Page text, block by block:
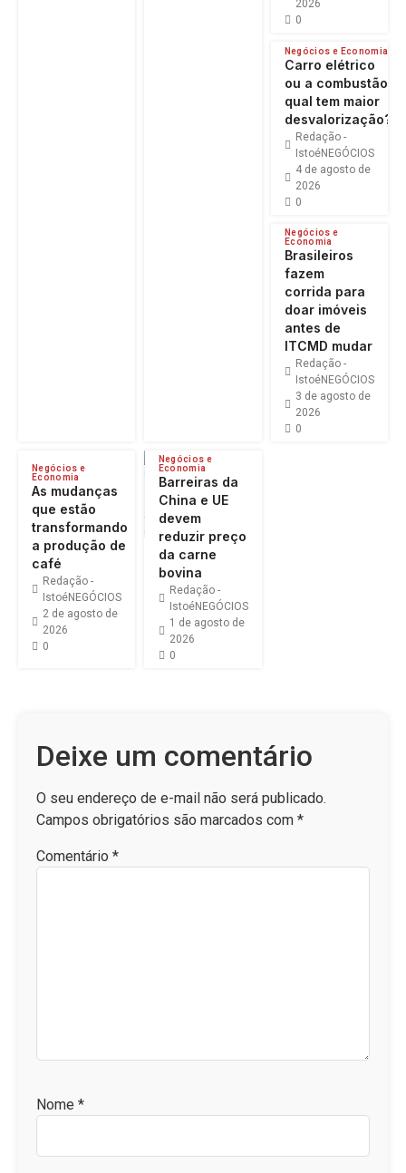
2026
0
Negócios e Economia
Carro elétrico
ou a combustão:
qual tem maior
desvalorização?
Redação -
IstoéNEGÓCIOS
4 de agosto de
2026
0
Negócios e
Economia
Brasileiros
fazem
corrida para
doar imóveis
antes de
ITCMD mudar
Redação -
IstoéNEGÓCIOS
3 de agosto de
2026
0
Negócios e
Economia
As mudanças
que estão
transformando
a produção de
café
Redação -
IstoéNEGÓCIOS
2 de agosto de
2026
0
Negócios e
Economia
Barreiras da
China e UE
devem
reduzir preço
da carne
bovina
Redação -
IstoéNEGÓCIOS
1 de agosto de
2026
0
Deixe um comentário
O seu endereço de e-mail não será publicado.
Campos obrigatórios são marcados com *
Comentário *
Nome *